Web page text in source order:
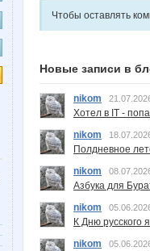
Чтобы оставлять
Новые записи в
nikom
Хотел в IT -
nikom
Полдневное
nikom
Азбука для
nikom
К Дню русского
nikom